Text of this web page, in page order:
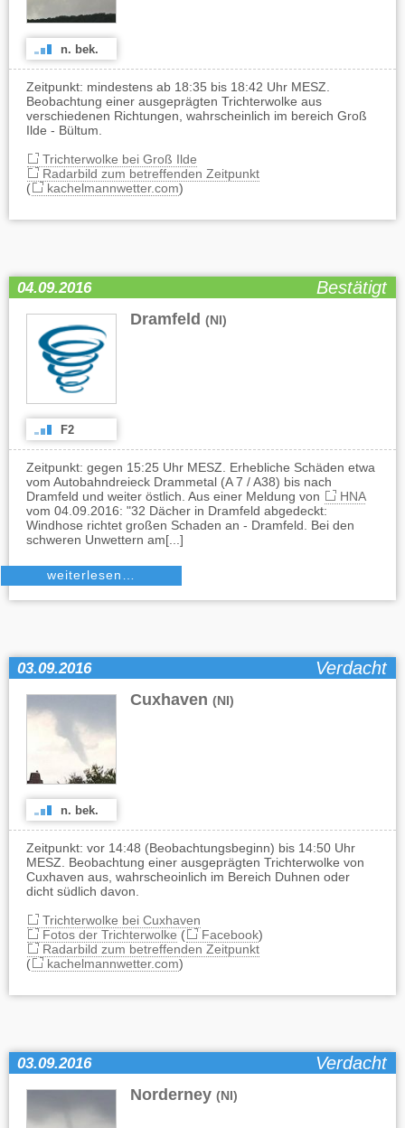
n. bek.
Zeitpunkt: mindestens ab 18:35 bis 18:42 Uhr MESZ.
Beobachtung einer ausgeprägten Trichterwolke aus
verschiedenen Richtungen, wahrscheinlich im bereich Groß
Ilde - Bültum.
Trichterwolke bei Groß Ilde
Radarbild zum betreffenden Zeitpunkt
(
kachelmannwetter.com)
04.09.2016 Bestätigt
Dramfeld (NI)
F2
Zeitpunkt: gegen 15:25 Uhr MESZ. Erhebliche Schäden etwa
vom Autobahndreieck Drammetal (A 7 / A38) bis nach
Dramfeld und weiter östlich. Aus einer Meldung von
HNA
vom 04.09.2016: "32 Dächer in Dramfeld abgedeckt:
Windhose richtet großen Schaden an - Dramfeld. Bei den
schweren Unwettern am[...]
weiterlesen…
03.09.2016 Verdacht
Cuxhaven (NI)
n. bek.
Zeitpunkt: vor 14:48 (Beobachtungsbeginn) bis 14:50 Uhr
MESZ. Beobachtung einer ausgeprägten Trichterwolke von
Cuxhaven aus, wahrscheoinlich im Bereich Duhnen oder
dicht südlich davon.
Trichterwolke bei Cuxhaven
Fotos der Trichterwolke ( Facebook)
Radarbild zum betreffenden Zeitpunkt
(
kachelmannwetter.com)
03.09.2016 Verdacht
Norderney (NI)